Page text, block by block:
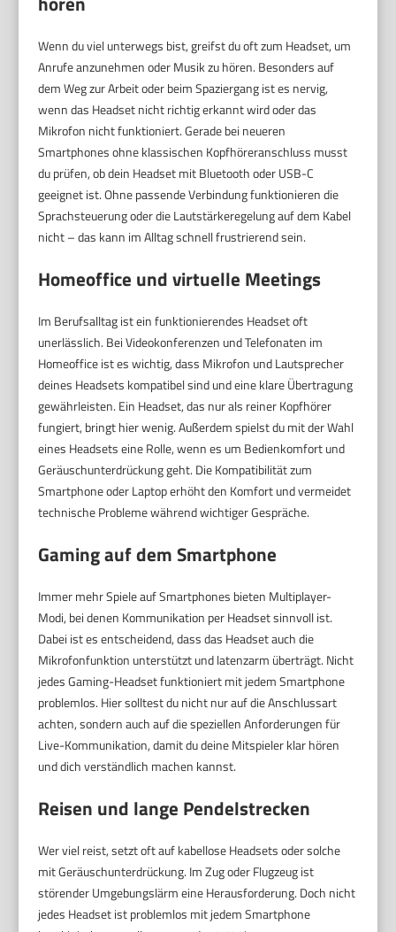
Wenn du viel unterwegs bist, greifst du oft zum Headset, um
Anrufe anzunehmen oder Musik zu hören. Besonders auf
dem Weg zur Arbeit oder beim Spaziergang ist es nervig,
wenn das Headset nicht richtig erkannt wird oder das
Mikrofon nicht funktioniert. Gerade bei neueren
Smartphones ohne klassischen Kopfhöreranschluss musst
du prüfen, ob dein Headset mit Bluetooth oder USB-C
geeignet ist. Ohne passende Verbindung funktionieren die
Sprachsteuerung oder die Lautstärkeregelung auf dem Kabel
nicht – das kann im Alltag schnell frustrierend sein.
Homeoffice und virtuelle Meetings
Im Berufsalltag ist ein funktionierendes Headset oft
unerlässlich. Bei Videokonferenzen und Telefonaten im
Homeoffice ist es wichtig, dass Mikrofon und Lautsprecher
deines Headsets kompatibel sind und eine klare Übertragung
gewährleisten. Ein Headset, das nur als reiner Kopfhörer
fungiert, bringt hier wenig. Außerdem spielst du mit der Wahl
eines Headsets eine Rolle, wenn es um Bedienkomfort und
Geräuschunterdrückung geht. Die Kompatibilität zum
Smartphone oder Laptop erhöht den Komfort und vermeidet
technische Probleme während wichtiger Gespräche.
Gaming auf dem Smartphone
Immer mehr Spiele auf Smartphones bieten Multiplayer-
Modi, bei denen Kommunikation per Headset sinnvoll ist.
Dabei ist es entscheidend, dass das Headset auch die
Mikrofonfunktion unterstützt und latenzarm überträgt. Nicht
jedes Gaming-Headset funktioniert mit jedem Smartphone
problemlos. Hier solltest du nicht nur auf die Anschlussart
achten, sondern auch auf die speziellen Anforderungen für
Live-Kommunikation, damit du deine Mitspieler klar hören
und dich verständlich machen kannst.
Reisen und lange Pendelstrecken
Wer viel reist, setzt oft auf kabellose Headsets oder solche
mit Geräuschunterdrückung. Im Zug oder Flugzeug ist
störender Umgebungslärm eine Herausforderung. Doch nicht
jedes Headset ist problemlos mit jedem Smartphone